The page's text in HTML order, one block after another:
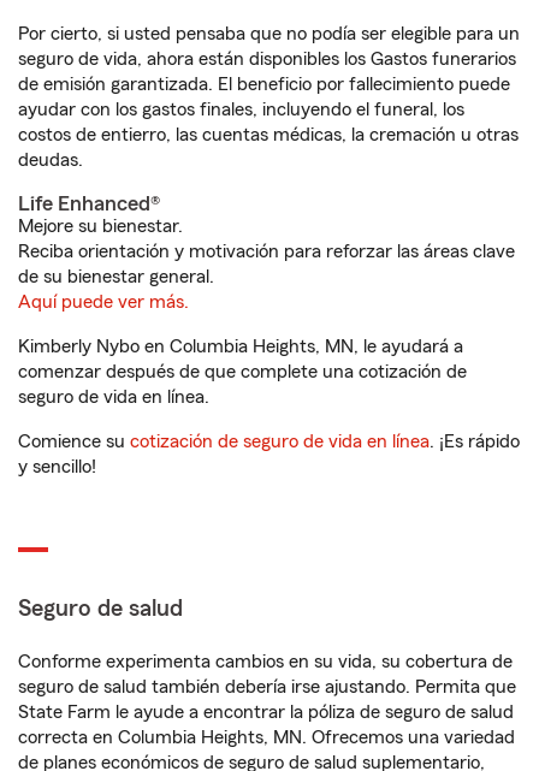
Por cierto, si usted pensaba que no podía ser elegible para un
seguro de vida, ahora están disponibles los Gastos funerarios
de emisión garantizada. El beneficio por fallecimiento puede
ayudar con los gastos finales, incluyendo el funeral, los
costos de entierro, las cuentas médicas, la cremación u otras
deudas.
Life Enhanced®
Mejore su bienestar.
Reciba orientación y motivación para reforzar las áreas clave
de su bienestar general.
Aquí puede ver más.
Kimberly Nybo en Columbia Heights, MN, le ayudará a
comenzar después de que complete una cotización de
seguro de vida en línea.
Comience su cotización de seguro de vida en línea. ¡Es rápido
y sencillo!
Seguro de salud
Conforme experimenta cambios en su vida, su cobertura de
seguro de salud también debería irse ajustando. Permita que
State Farm le ayude a encontrar la póliza de seguro de salud
correcta en Columbia Heights, MN. Ofrecemos una variedad
de planes económicos de seguro de salud suplementario,